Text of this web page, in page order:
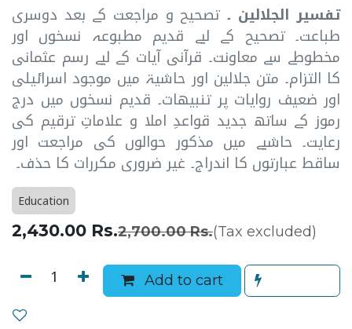
تفسیر الجلالین ۔ تصحیح و مراجعت کے بعد دوسری
طباعت۔ تصحیح کے لیے قدیم مطبوعہ نسخوں اور
مخطوطے سے معاونت۔ قرآنی آیات کے لیے رسم عثمانی
کا التزام۔ متن جلالین اور حاشیۃ میں موجود اسرائیلی
اور ضعیف روایات پر تنبیھات۔ قدیم نسخوں میں درج
رموز کے ساتھ جدید قواعدِ املا و علاماتِ ترقیم کی
رعایت۔ حاشیے میں مذکور حوالوں کی مراجعت اور
ساقط عبارتوں کا اندراج۔ غیر ضروری مکررات کا حذف۔
Education
2,430.00 Rs.2,700.00Rs.(Tax excluded)
Add to cart